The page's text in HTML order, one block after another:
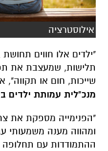
אילוסטרציה
"ילדים אלו חווים תחושת
תלישות, שמעצבת את
שייכות, חום או תקווה",
מנכ"לית עמותת ילדים
"הפנימייה מספקת את
ומהווה מענה משמעותי
ההתמודדות עם תחלופה